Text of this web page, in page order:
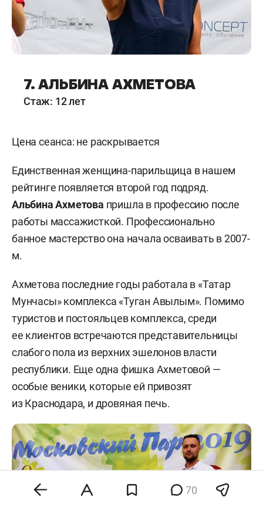
7. АЛЬБИНА АХМЕТОВА
Стаж: 12 лет
Цена сеанса: не раскрывается
Единственная женщина-парильщица в нашем
рейтинге появляется второй год подряд.
Альбина Ахметова пришла в профессию после
работы массажисткой. Профессионально
банное мастерство она начала осваивать в 2007-
м.
Ахметова последние годы работала в «Татар
Мунчасы» комплекса «Туган Авылым». Помимо
туристов и постояльцев комплекса, среди
ее клиентов встречаются представительницы
слабого пола из верхних эшелонов власти
республики. Еще одна фишка Ахметовой —
особые веники, которые ей привозят
из Краснодара, и дровяная печь.
70